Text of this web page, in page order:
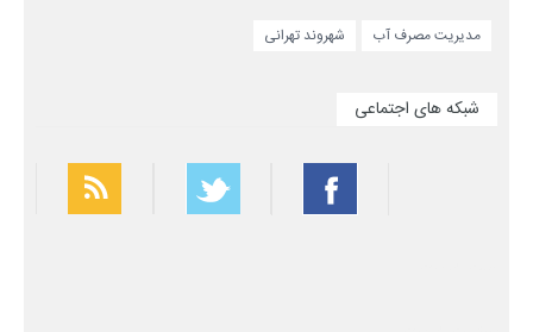
مدیریت مصرف آب شهروند تهرانی
شبکه های اجتماعی